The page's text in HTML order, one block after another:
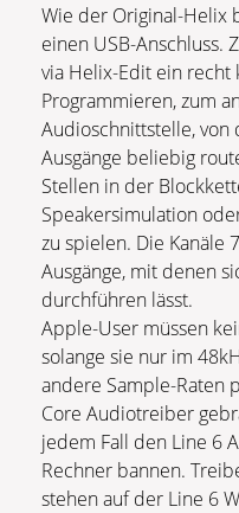
Wie der Original-Helix
einen USB-Anschluss.
via Helix-Edit ein
Programmieren, zum
Audioschnittstelle, von
Ausgänge beliebig
Stellen in der
Speakersimulation
zu spielen. Die Kanäle
Ausgänge, mit denen
durchführen lässt.
Apple-User müssen
solange sie nur im
andere Sample-Raten
Core Audiotreiber
jedem Fall den Line 6
Rechner bannen.
stehen auf der Line 6